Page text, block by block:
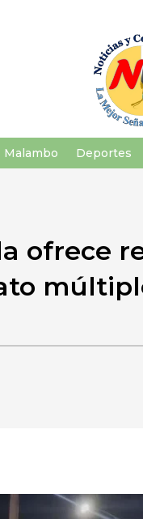
Malambo Deportes
ofrece